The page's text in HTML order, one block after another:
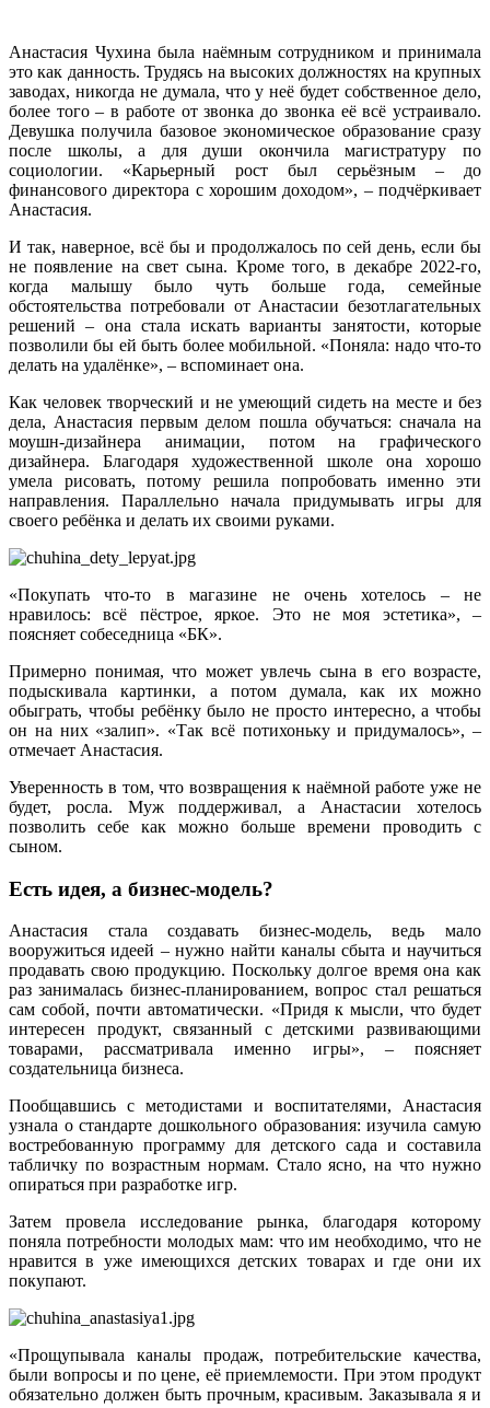
Анастасия Чухина была наёмным сотрудником и принимала
это как данность. Трудясь на высоких должностях на крупных
заводах, никогда не думала, что у неё будет собственное дело,
более того – в работе от звонка до звонка её всё устраивало.
Девушка получила базовое экономическое образование сразу
после школы, а для души окончила магистратуру по
социологии. «Карьерный рост был серьёзным – до
финансового директора с хорошим доходом», – подчёркивает
Анастасия.
И так, наверное, всё бы и продолжалось по сей день, если бы
не появление на свет сына. Кроме того, в декабре 2022‑го,
когда малышу было чуть больше года, семейные
обстоятельства потребовали от Анастасии безотлагательных
решений – она стала искать варианты занятости, которые
позволили бы ей быть более мобильной. «Поняла: надо что‑то
делать на удалёнке», – вспоминает она.
Как человек творческий и не умеющий сидеть на месте и без
дела, Анастасия первым делом пошла обучаться: сначала на
моушн-дизайнера анимации, потом на графического
дизайнера. Благодаря художественной школе она хорошо
умела рисовать, потому решила попробовать именно эти
направления. Параллельно начала придумывать игры для
своего ребёнка и делать их своими руками.
«Покупать что‑то в магазине не очень хотелось – не
нравилось: всё пёстрое, яркое. Это не моя эстетика», –
поясняет собеседница «БК».
Примерно понимая, что может увлечь сына в его возрасте,
подыскивала картинки, а потом думала, как их можно
обыграть, чтобы ребёнку было не просто интересно, а чтобы
он на них «залип». «Так всё потихоньку и придумалось», –
отмечает Анастасия.
Уверенность в том, что возвращения к наёмной работе уже не
будет, росла. Муж поддерживал, а Анастасии хотелось
позволить себе как можно больше времени проводить с
сыном.
Есть идея, а бизнес-модель?
Анастасия стала создавать бизнес-модель, ведь мало
вооружиться идеей – нужно найти каналы сбыта и научиться
продавать свою продукцию. Поскольку долгое время она как
раз занималась бизнес-планированием, вопрос стал решаться
сам собой, почти автоматически. «Придя к мысли, что будет
интересен продукт, связанный с детскими развивающими
товарами, рассматривала именно игры», – поясняет
создательница бизнеса.
Пообщавшись с методистами и воспитателями, Анастасия
узнала о стандарте дошкольного образования: изучила самую
востребованную программу для детского сада и составила
табличку по возрастным нормам. Стало ясно, на что нужно
опираться при разработке игр.
Затем провела исследование рынка, благодаря которому
поняла потребности молодых мам: что им необходимо, что не
нравится в уже имеющихся детских товарах и где они их
покупают.
«Прощупывала каналы продаж, потребительские качества,
были вопросы и по цене, её приемлемости. При этом продукт
обязательно должен быть прочным, красивым. Заказывала я и